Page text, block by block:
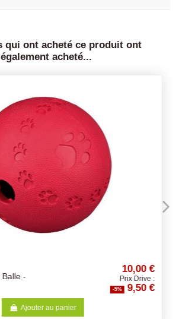
qui ont acheté ce produit ont
également acheté...
Jouet Tpr Stick Pop -